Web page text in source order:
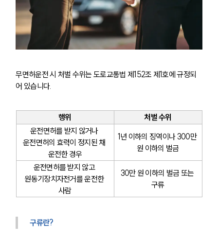
무면허운전 시 처벌 수위는 도로교통법 제152조 제1호에 규정되
어 있습니다.
행위
처벌 수위
운전면허를 받지 않거나
운전면허의 효력이 정지된 채
운전한 경우
1년 이하의 징역이나 300만
원 이하의 벌금
운전면허를 받지 않고
원동기장치자전거를 운전한
사람
30만 원 이하의 벌금 또는
구류
구류란?